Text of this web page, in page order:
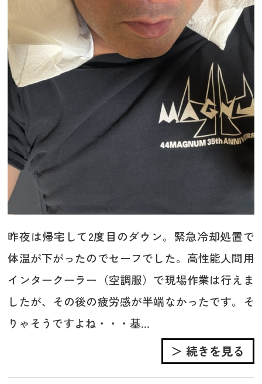
昨夜は帰宅して2度目のダウン。緊急冷却処置で
体温が下がったのでセーフでした。高性能人間用
インタークーラー（空調服）で現場作業は行えま
したが、その後の疲労感が半端なかったです。そ
りゃそうですよね・・・基...
＞ 続きを見る